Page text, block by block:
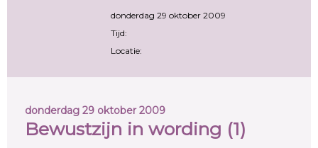
donderdag 29 oktober 2009
Tijd:
Locatie:
donderdag 29 oktober 2009
Bewustzijn in wording (1)